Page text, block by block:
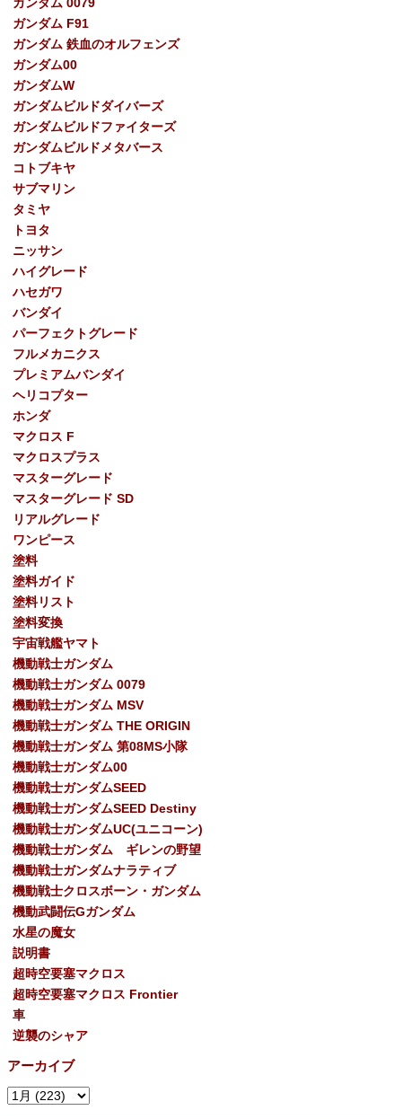
ガンダム F91
ガンダム 鉄血のオルフェンズ
ガンダム00
ガンダムW
ガンダムビルドダイバーズ
ガンダムビルドファイターズ
ガンダムビルドメタバース
コトブキヤ
サブマリン
タミヤ
トヨタ
ニッサン
ハイグレード
ハセガワ
バンダイ
パーフェクトグレード
フルメカニクス
プレミアムバンダイ
ヘリコプター
ホンダ
マクロス F
マクロスプラス
マスターグレード
マスターグレード SD
リアルグレード
ワンピース
塗料
塗料ガイド
塗料リスト
塗料変換
宇宙戦艦ヤマト
機動戦士ガンダム
機動戦士ガンダム 0079
機動戦士ガンダム MSV
機動戦士ガンダム THE ORIGIN
機動戦士ガンダム 第08MS小隊
機動戦士ガンダム00
機動戦士ガンダムSEED
機動戦士ガンダムSEED Destiny
機動戦士ガンダムUC(ユニコーン)
機動戦士ガンダム ギレンの野望
機動戦士ガンダムナラティブ
機動戦士クロスボーン・ガンダム
機動武闘伝Gガンダム
水星の魔女
説明書
超時空要塞マクロス
超時空要塞マクロス Frontier
車
逆襲のシャア
アーカイブ